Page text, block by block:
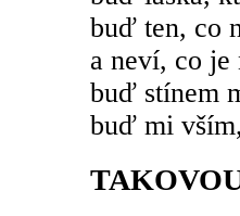
buď ten, co
a neví, co je
buď stínem
buď mi